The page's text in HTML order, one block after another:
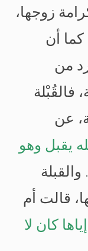
زوجها،
كما أن
من
فالقُبْلة
عن
يقبل وهو
قالت أم
إياها كان لا